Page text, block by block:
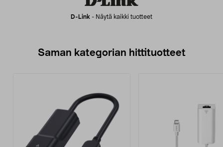
D-Link - Näytä kaikki tuotteet
Saman kategorian hittituotteet